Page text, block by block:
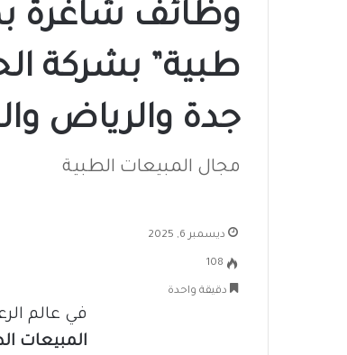
وظائف شاغرة
طبية” بشركة
جدة والرياض
مجال المبيعات الطبية
في عالم
المبيعات
ديسمبر 6, 2025
108
دقيقة واحدة